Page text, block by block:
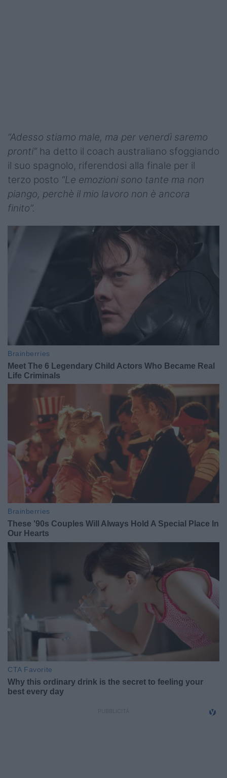
“Adesso stiamo male, ma per venerdì saremo
pronti” ha detto il coach australiano sfoggiando
il suo spagnolo, riferendosi alla finale per il
terzo posto “Le emozioni sono tante ma non
piango, perchè il mio lavoro non è ancora
finito”.